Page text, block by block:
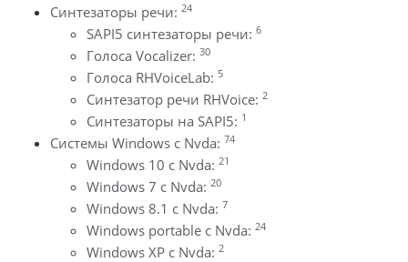
Синтезаторы речи: 24
SAPI5 синтезаторы речи: 6
Голоса Vocalizer: 30
Голоса RHVoiceLab: 5
Синтезатор речи RHVoice: 2
Синтезаторы на SAPI5: 1
Системы Windows с Nvda: 74
Windows 10 с Nvda: 21
Windows 7 с Nvda: 20
Windows 8.1 с Nvda: 7
Windows portable с Nvda: 24
Windows XP с Nvda: 2